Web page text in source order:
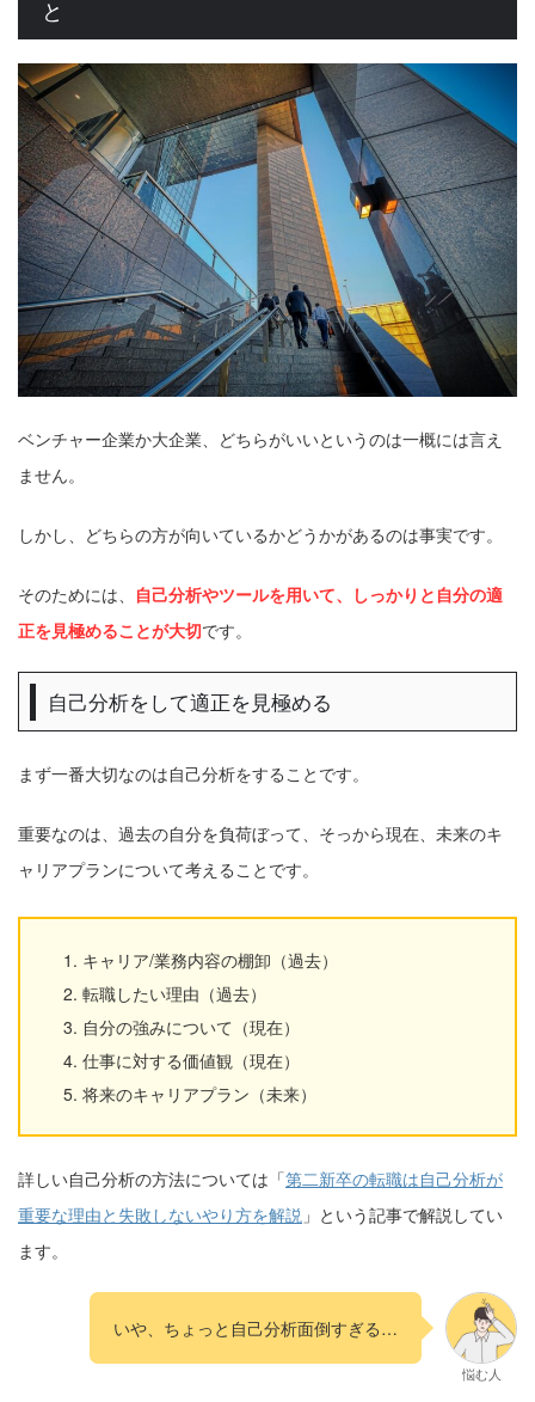
と
ベンチャー企業か大企業、どちらがいいというのは一概には言え
ません。
しかし、どちらの方が向いているかどうかがあるのは事実です。
そのためには、 自己分析やツールを用いて、しっかりと自分の適
正を見極めることが大切です。
自己分析をして適正を見極める
まず一番大切なのは自己分析をすることです。
重要なのは、過去の自分を負荷ぼって、そっから現在、未来のキ
ャリアプランについて考えることです。
キャリア/業務内容の棚卸（過去）
転職したい理由（過去）
自分の強みについて（現在）
仕事に対する価値観（現在）
将来のキャリアプラン（未来）
詳しい自己分析の方法については「第二新卒の転職は自己分析が
重要な理由と失敗しないやり方を解説 」という記事で解説してい
ます。
いや、ちょっと自己分析面倒すぎる…
悩む人